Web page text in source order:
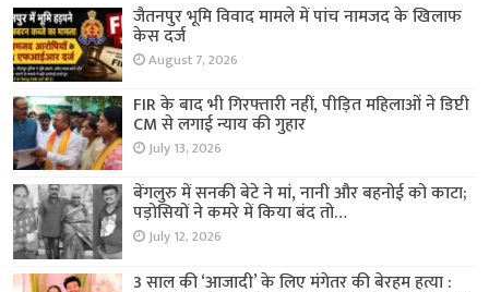
जैतनपुर भूमि विवाद मामले में पांच नामजद के खिलाफ
केस दर्ज
August 7, 2026
FIR के बाद भी गिरफ्तारी नहीं, पीड़ित महिलाओं ने डिप्टी
CM से लगाई न्याय की गुहार
July 13, 2026
बेंगलुरु में सनकी बेटे ने मां, नानी और बहनोई को काटा;
पड़ोसियों ने कमरे में किया बंद तो…
July 12, 2026
3 साल की ‘आजादी’ के लिए मंगेतर की बेरहम हत्या :